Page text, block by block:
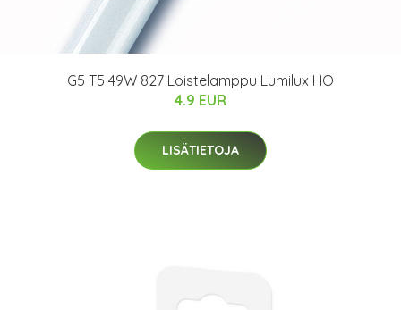
G5 T5 49W 827 Loistelamppu Lumilux HO
4.9 EUR
LISÄTIETOJA